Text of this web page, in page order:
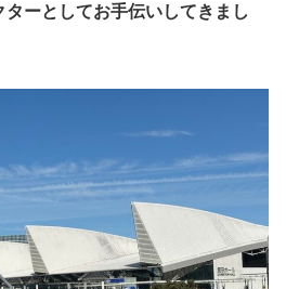
ーとしてお手伝いしてきまし